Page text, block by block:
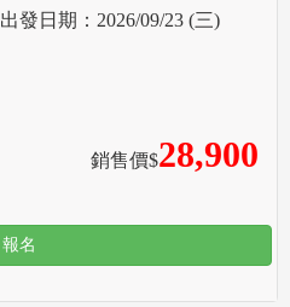
2026/09/23 (三)
銷售價$28,900
報名